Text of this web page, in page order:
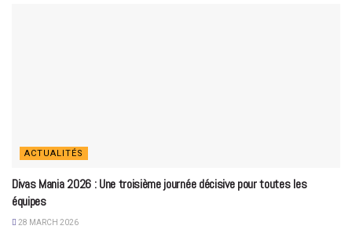
ACTUALITÉS
Divas Mania 2026 : Une troisième journée décisive pour toutes les
équipes
28 MARCH 2026